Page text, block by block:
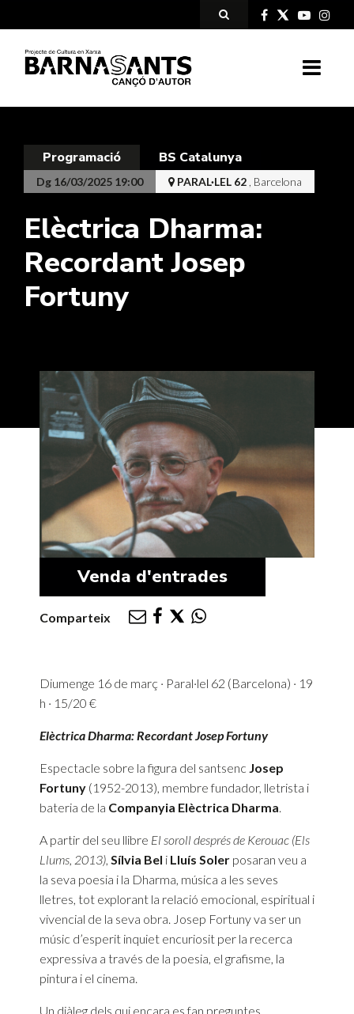
Programació BS Catalunya
Dg 16/03/2025 19:00 PARAL·LEL 62 , Barcelona
Elèctrica Dharma:
Recordant Josep
Fortuny
Venda d'entrades
Comparteix
Diumenge 16 de març · Paral·lel 62 (Barcelona) · 19
h · 15/20 €
Elèctrica Dharma: Recordant Josep Fortuny
Espectacle sobre la figura del santsenc Josep
Fortuny (1952-2013), membre fundador, lletrista i
bateria de la Companyia Elèctrica Dharma.
A partir del seu llibre El soroll després de Kerouac (Els
Llums, 2013), Sílvia Bel i Lluís Soler posaran veu a
la seva poesia i la Dharma, música a les seves
lletres, tot explorant la relació emocional, espiritual i
vivencial de la seva obra. Josep Fortuny va ser un
músic d’esperit inquiet encuriosit per la recerca
expressiva a través de la poesia, el grafisme, la
pintura i el cinema.
Un diàleg dels qui encara es fan preguntes,